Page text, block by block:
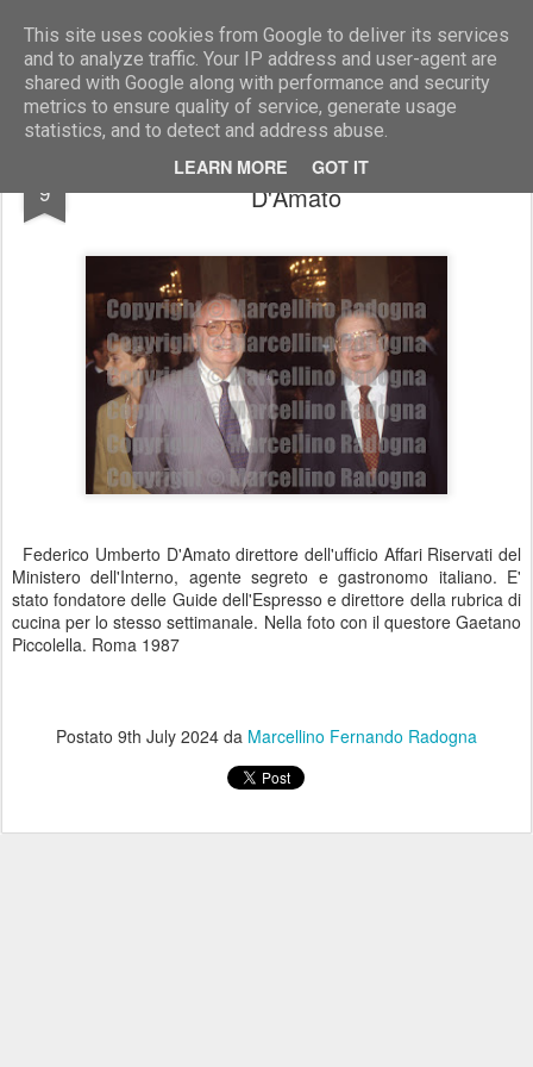
This site uses cookies from Google to deliver its services
and to analyze traffic. Your IP address and user-agent are
shared with Google along with performance and security
metrics to ensure quality of service, generate usage
statistics, and to detect and address abuse.
LEARN MORE GOT IT
Marcellino Radogna - Fotonotizie per la stampa
9
Gaetano Piccolella e Federico Umberto
D'Amato
Federico Umberto D'Amato direttore dell'ufficio Affari Riservati del
Ministero dell'Interno, agente segreto e gastronomo italiano. E'
stato fondatore delle Guide dell'Espresso e direttore della rubrica di
cucina per lo stesso settimanale. Nella foto con il questore Gaetano
Piccolella. Roma 1987
Postato 9th July 2024 da Marcellino Fernando Radogna